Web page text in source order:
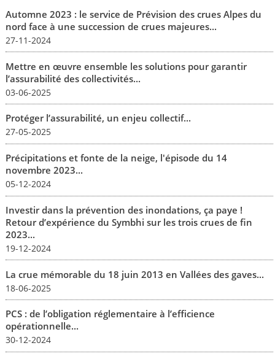
Automne 2023 : le service de Prévision des crues Alpes du
nord face à une succession de crues majeures...
27-11-2024
Mettre en œuvre ensemble les solutions pour garantir
l’assurabilité des collectivités...
03-06-2025
Protéger l’assurabilité, un enjeu collectif...
27-05-2025
Précipitations et fonte de la neige, l'épisode du 14
novembre 2023...
05-12-2024
Investir dans la prévention des inondations, ça paye !
Retour d’expérience du Symbhi sur les trois crues de fin
2023...
19-12-2024
La crue mémorable du 18 juin 2013 en Vallées des gaves...
18-06-2025
PCS : de l’obligation réglementaire à l’efficience
opérationnelle...
30-12-2024